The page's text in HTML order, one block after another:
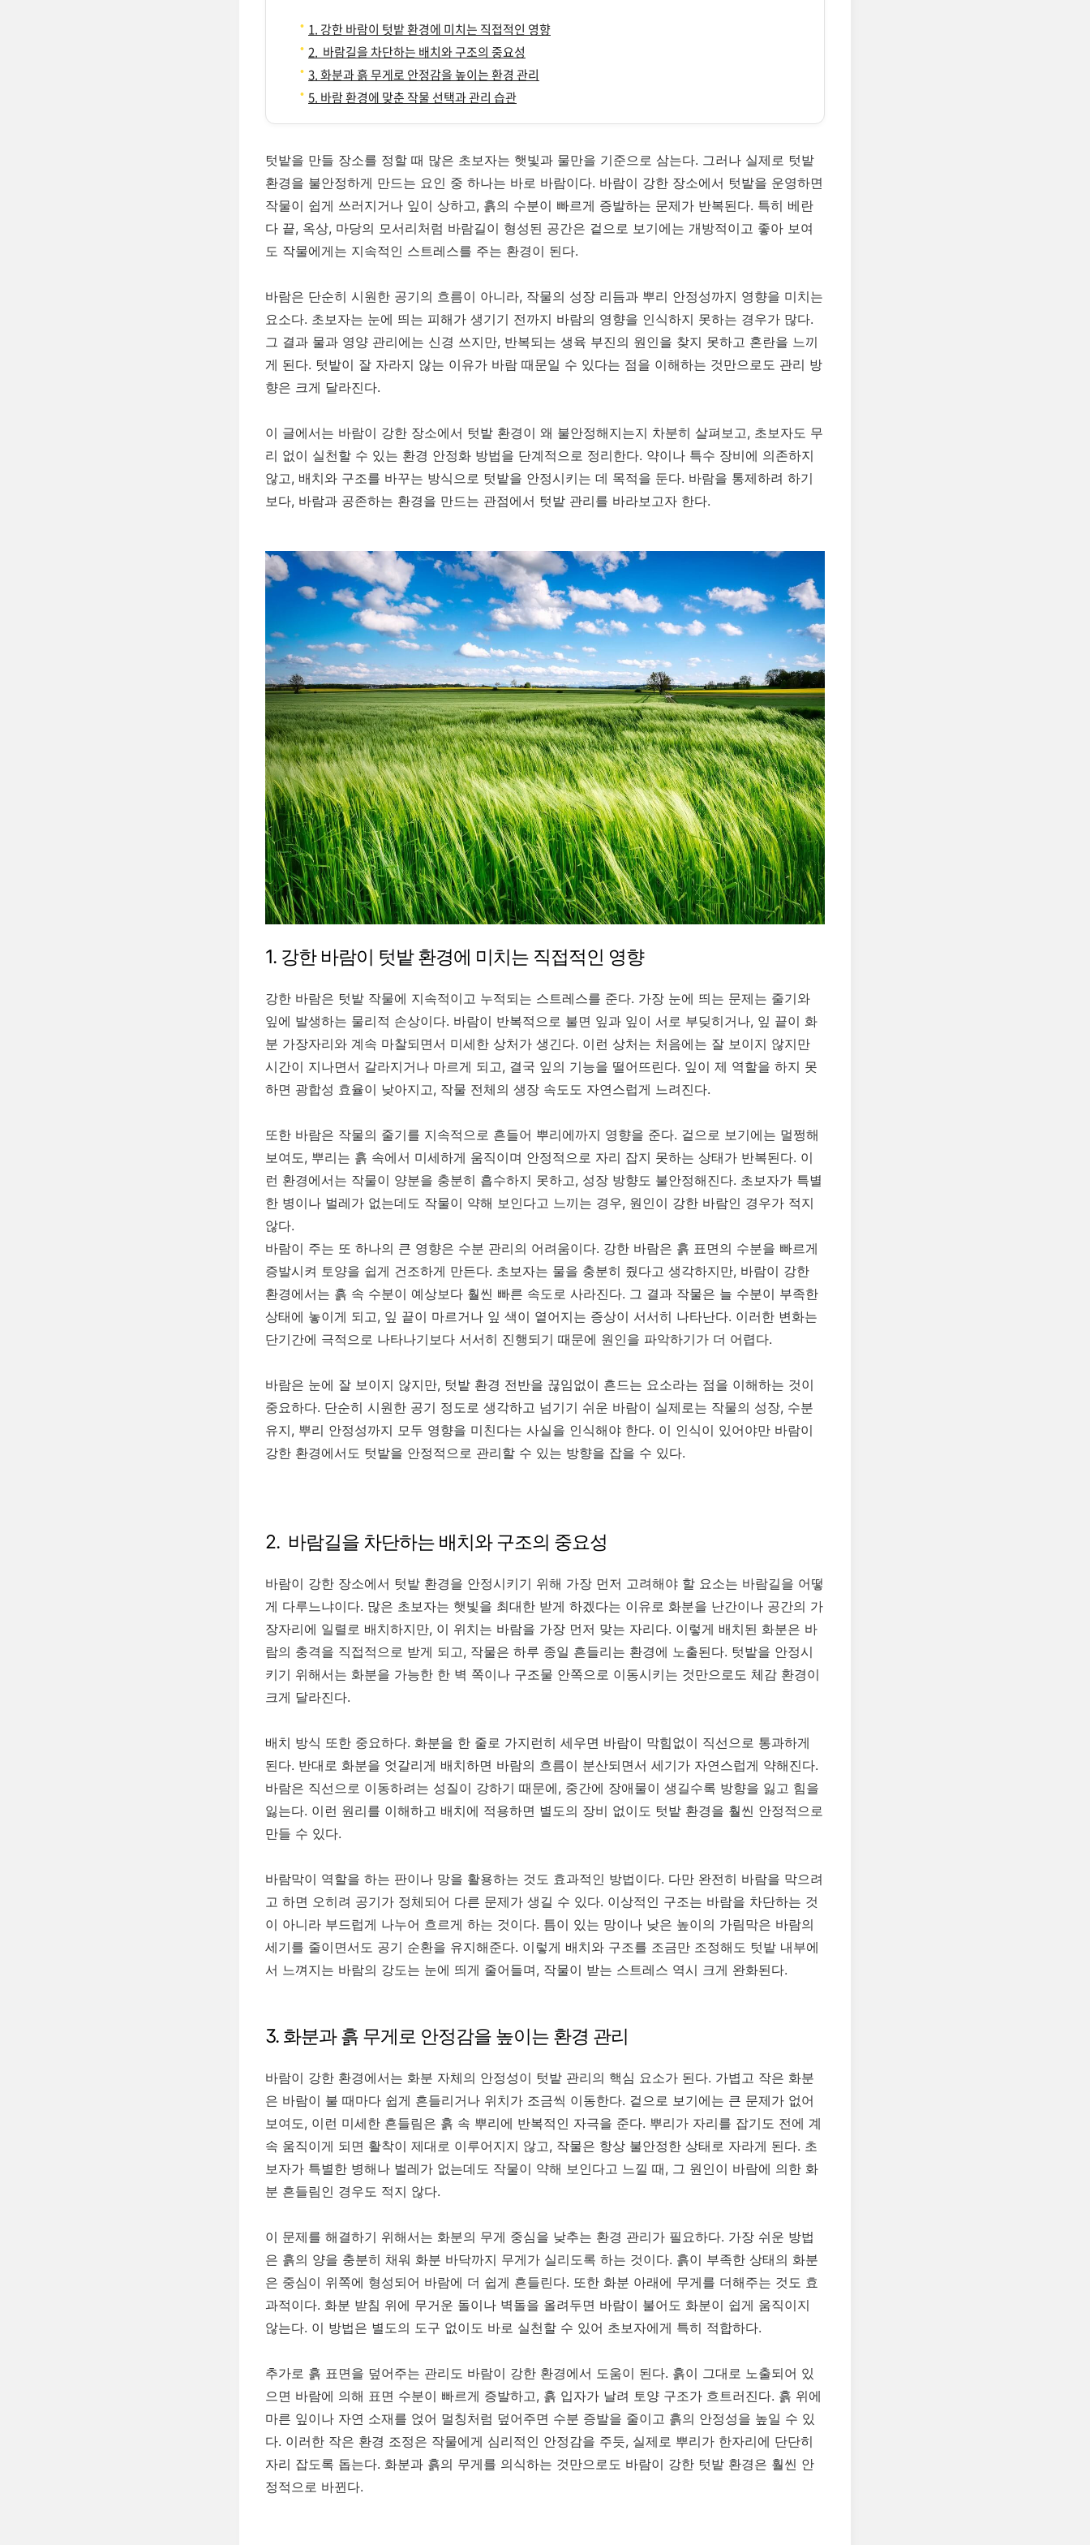
1. 강한 바람이 텃밭 환경에 미치는 직접적인 영향
2. 바람길을 차단하는 배치와 구조의 중요성
3. 화분과 흙 무게로 안정감을 높이는 환경 관리
5. 바람 환경에 맞춘 작물 선택과 관리 습관
텃밭을 만들 장소를 정할 때 많은 초보자는 햇빛과 물만을 기준으로 삼는다. 그러나 실제로 텃밭
환경을 불안정하게 만드는 요인 중 하나는 바로 바람이다. 바람이 강한 장소에서 텃밭을 운영하면
작물이 쉽게 쓰러지거나 잎이 상하고, 흙의 수분이 빠르게 증발하는 문제가 반복된다. 특히 베란
다 끝, 옥상, 마당의 모서리처럼 바람길이 형성된 공간은 겉으로 보기에는 개방적이고 좋아 보여
도 작물에게는 지속적인 스트레스를 주는 환경이 된다.
바람은 단순히 시원한 공기의 흐름이 아니라, 작물의 성장 리듬과 뿌리 안정성까지 영향을 미치는
요소다. 초보자는 눈에 띄는 피해가 생기기 전까지 바람의 영향을 인식하지 못하는 경우가 많다.
그 결과 물과 영양 관리에는 신경 쓰지만, 반복되는 생육 부진의 원인을 찾지 못하고 혼란을 느끼
게 된다. 텃밭이 잘 자라지 않는 이유가 바람 때문일 수 있다는 점을 이해하는 것만으로도 관리 방
향은 크게 달라진다.
이 글에서는 바람이 강한 장소에서 텃밭 환경이 왜 불안정해지는지 차분히 살펴보고, 초보자도 무
리 없이 실천할 수 있는 환경 안정화 방법을 단계적으로 정리한다. 약이나 특수 장비에 의존하지
않고, 배치와 구조를 바꾸는 방식으로 텃밭을 안정시키는 데 목적을 둔다. 바람을 통제하려 하기
보다, 바람과 공존하는 환경을 만드는 관점에서 텃밭 관리를 바라보고자 한다.
1. 강한 바람이 텃밭 환경에 미치는 직접적인 영향
강한 바람은 텃밭 작물에 지속적이고 누적되는 스트레스를 준다. 가장 눈에 띄는 문제는 줄기와
잎에 발생하는 물리적 손상이다. 바람이 반복적으로 불면 잎과 잎이 서로 부딪히거나, 잎 끝이 화
분 가장자리와 계속 마찰되면서 미세한 상처가 생긴다. 이런 상처는 처음에는 잘 보이지 않지만
시간이 지나면서 갈라지거나 마르게 되고, 결국 잎의 기능을 떨어뜨린다. 잎이 제 역할을 하지 못
하면 광합성 효율이 낮아지고, 작물 전체의 생장 속도도 자연스럽게 느려진다.
또한 바람은 작물의 줄기를 지속적으로 흔들어 뿌리에까지 영향을 준다. 겉으로 보기에는 멀쩡해
보여도, 뿌리는 흙 속에서 미세하게 움직이며 안정적으로 자리 잡지 못하는 상태가 반복된다. 이
런 환경에서는 작물이 양분을 충분히 흡수하지 못하고, 성장 방향도 불안정해진다. 초보자가 특별
한 병이나 벌레가 없는데도 작물이 약해 보인다고 느끼는 경우, 원인이 강한 바람인 경우가 적지
않다.
바람이 주는 또 하나의 큰 영향은 수분 관리의 어려움이다. 강한 바람은 흙 표면의 수분을 빠르게
증발시켜 토양을 쉽게 건조하게 만든다. 초보자는 물을 충분히 줬다고 생각하지만, 바람이 강한
환경에서는 흙 속 수분이 예상보다 훨씬 빠른 속도로 사라진다. 그 결과 작물은 늘 수분이 부족한
상태에 놓이게 되고, 잎 끝이 마르거나 잎 색이 옅어지는 증상이 서서히 나타난다. 이러한 변화는
단기간에 극적으로 나타나기보다 서서히 진행되기 때문에 원인을 파악하기가 더 어렵다.
바람은 눈에 잘 보이지 않지만, 텃밭 환경 전반을 끊임없이 흔드는 요소라는 점을 이해하는 것이
중요하다. 단순히 시원한 공기 정도로 생각하고 넘기기 쉬운 바람이 실제로는 작물의 성장, 수분
유지, 뿌리 안정성까지 모두 영향을 미친다는 사실을 인식해야 한다. 이 인식이 있어야만 바람이
강한 환경에서도 텃밭을 안정적으로 관리할 수 있는 방향을 잡을 수 있다.
2. 바람길을 차단하는 배치와 구조의 중요성
바람이 강한 장소에서 텃밭 환경을 안정시키기 위해 가장 먼저 고려해야 할 요소는 바람길을 어떻
게 다루느냐이다. 많은 초보자는 햇빛을 최대한 받게 하겠다는 이유로 화분을 난간이나 공간의 가
장자리에 일렬로 배치하지만, 이 위치는 바람을 가장 먼저 맞는 자리다. 이렇게 배치된 화분은 바
람의 충격을 직접적으로 받게 되고, 작물은 하루 종일 흔들리는 환경에 노출된다. 텃밭을 안정시
키기 위해서는 화분을 가능한 한 벽 쪽이나 구조물 안쪽으로 이동시키는 것만으로도 체감 환경이
크게 달라진다.
배치 방식 또한 중요하다. 화분을 한 줄로 가지런히 세우면 바람이 막힘없이 직선으로 통과하게
된다. 반대로 화분을 엇갈리게 배치하면 바람의 흐름이 분산되면서 세기가 자연스럽게 약해진다.
바람은 직선으로 이동하려는 성질이 강하기 때문에, 중간에 장애물이 생길수록 방향을 잃고 힘을
잃는다. 이런 원리를 이해하고 배치에 적용하면 별도의 장비 없이도 텃밭 환경을 훨씬 안정적으로
만들 수 있다.
바람막이 역할을 하는 판이나 망을 활용하는 것도 효과적인 방법이다. 다만 완전히 바람을 막으려
고 하면 오히려 공기가 정체되어 다른 문제가 생길 수 있다. 이상적인 구조는 바람을 차단하는 것
이 아니라 부드럽게 나누어 흐르게 하는 것이다. 틈이 있는 망이나 낮은 높이의 가림막은 바람의
세기를 줄이면서도 공기 순환을 유지해준다. 이렇게 배치와 구조를 조금만 조정해도 텃밭 내부에
서 느껴지는 바람의 강도는 눈에 띄게 줄어들며, 작물이 받는 스트레스 역시 크게 완화된다.
3. 화분과 흙 무게로 안정감을 높이는 환경 관리
바람이 강한 환경에서는 화분 자체의 안정성이 텃밭 관리의 핵심 요소가 된다. 가볍고 작은 화분
은 바람이 불 때마다 쉽게 흔들리거나 위치가 조금씩 이동한다. 겉으로 보기에는 큰 문제가 없어
보여도, 이런 미세한 흔들림은 흙 속 뿌리에 반복적인 자극을 준다. 뿌리가 자리를 잡기도 전에 계
속 움직이게 되면 활착이 제대로 이루어지지 않고, 작물은 항상 불안정한 상태로 자라게 된다. 초
보자가 특별한 병해나 벌레가 없는데도 작물이 약해 보인다고 느낄 때, 그 원인이 바람에 의한 화
분 흔들림인 경우도 적지 않다.
이 문제를 해결하기 위해서는 화분의 무게 중심을 낮추는 환경 관리가 필요하다. 가장 쉬운 방법
은 흙의 양을 충분히 채워 화분 바닥까지 무게가 실리도록 하는 것이다. 흙이 부족한 상태의 화분
은 중심이 위쪽에 형성되어 바람에 더 쉽게 흔들린다. 또한 화분 아래에 무게를 더해주는 것도 효
과적이다. 화분 받침 위에 무거운 돌이나 벽돌을 올려두면 바람이 불어도 화분이 쉽게 움직이지
않는다. 이 방법은 별도의 도구 없이도 바로 실천할 수 있어 초보자에게 특히 적합하다.
추가로 흙 표면을 덮어주는 관리도 바람이 강한 환경에서 도움이 된다. 흙이 그대로 노출되어 있
으면 바람에 의해 표면 수분이 빠르게 증발하고, 흙 입자가 날려 토양 구조가 흐트러진다. 흙 위에
마른 잎이나 자연 소재를 얹어 멀칭처럼 덮어주면 수분 증발을 줄이고 흙의 안정성을 높일 수 있
다. 이러한 작은 환경 조정은 작물에게 심리적인 안정감을 주듯, 실제로 뿌리가 한자리에 단단히
자리 잡도록 돕는다. 화분과 흙의 무게를 의식하는 것만으로도 바람이 강한 텃밭 환경은 훨씬 안
정적으로 바뀐다.